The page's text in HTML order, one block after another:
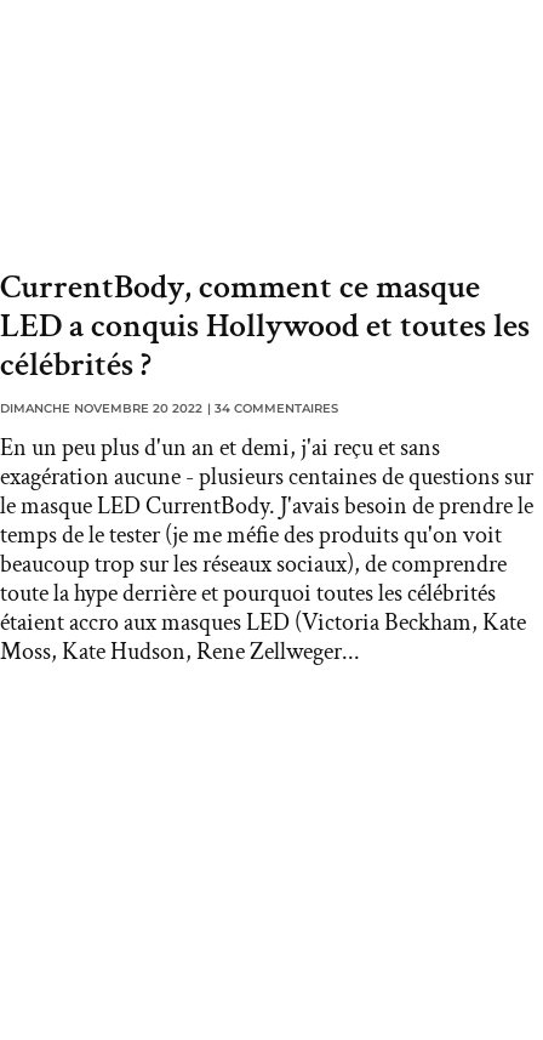
CurrentBody, comment ce masque
LED a conquis Hollywood et toutes les
célébrités ?
DIMANCHE NOVEMBRE 20 2022 | 34 COMMENTAIRES
En un peu plus d'un an et demi, j'ai reçu et sans
exagération aucune - plusieurs centaines de questions sur
le masque LED CurrentBody. J'avais besoin de prendre le
temps de le tester (je me méfie des produits qu'on voit
beaucoup trop sur les réseaux sociaux), de comprendre
toute la hype derrière et pourquoi toutes les célébrités
étaient accro aux masques LED (Victoria Beckham, Kate
Moss, Kate Hudson, Rene Zellweger...